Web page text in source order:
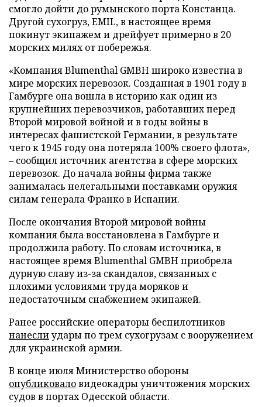
смогло дойти до румынского порта Констанца.
Другой сухогруз, EMIL, в настоящее время
покинут экипажем и дрейфует примерно в 20
морских милях от побережья.
«Компания Blumenthal GMBH широко известна в
мире морских перевозок. Созданная в 1901 году в
Гамбурге она вошла в историю как один из
крупнейших перевозчиков, работавших перед
Второй мировой войной и в годы войны в
интересах фашистской Германии, в результате
чего к 1945 году она потеряла 100% своего флота»,
– сообщил источник агентства в сфере морских
перевозок. До начала войны фирма также
занималась нелегальными поставками оружия
силам генерала Франко в Испании.
После окончания Второй мировой войны
компания была восстановлена в Гамбурге и
продолжила работу. По словам источника, в
настоящее время Blumenthal GMBH приобрела
дурную славу из-за скандалов, связанных с
плохими условиями труда моряков и
недостаточным снабжением экипажей.
Ранее российские операторы беспилотников
нанеслиудары по трем сухогрузам с вооружением
для украинской армии.
В конце июля Министерство обороны
опубликоваловидеокадры уничтожения морских
судов в портах Одесской области.